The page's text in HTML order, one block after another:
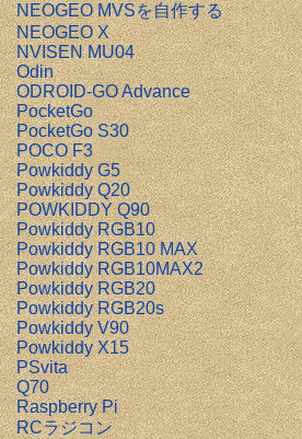
NEOGEO MVSを自作する
NEOGEO X
NVISEN MU04
Odin
ODROID-GO Advance
PocketGo
PocketGo S30
POCO F3
Powkiddy G5
Powkiddy Q20
POWKIDDY Q90
Powkiddy RGB10
Powkiddy RGB10 MAX
Powkiddy RGB10MAX2
Powkiddy RGB20
Powkiddy RGB20s
Powkiddy V90
Powkiddy X15
PSvita
Q70
Raspberry Pi
RCラジコン